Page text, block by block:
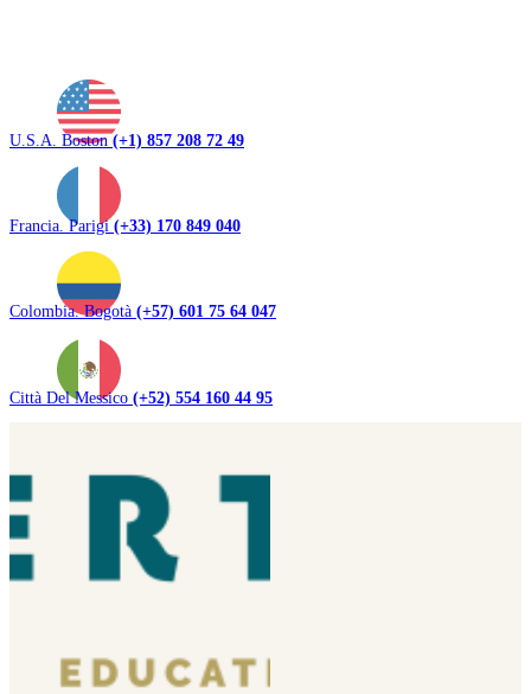
U.S.A. Boston(+1) 857 208 72 49
Francia. Parigi(+33) 170 849 040
Colombia. Bogotà (+57) 601 75 64 047
Città Del Messico (+52) 554 160 44 95